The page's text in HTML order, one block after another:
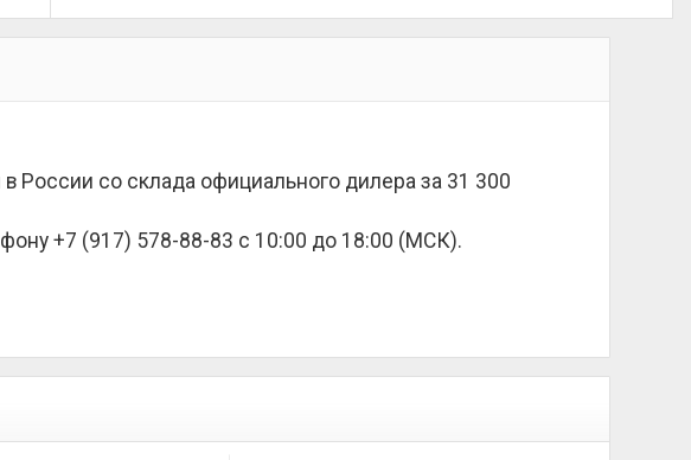
со склада официального дилера за 31 300
+7 (917) 578-88-83 с 10:00 до 18:00 (МСК).